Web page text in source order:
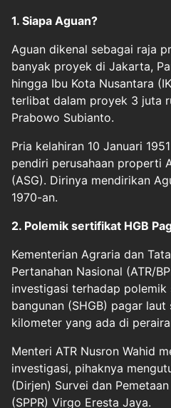
1. Siapa Aguan?
Aguan dikenal sebagai raja
banyak proyek di Jakarta,
hingga Ibu Kota Nusantara
terlibat dalam proyek 3 juta
Prabowo Subianto.
Pria kelahiran 10 Januari
pendiri perusahaan properti
(ASG). Dirinya mendirikan
1970-an.
2. Polemik sertifikat HGB
Kementerian Agraria dan
Pertanahan Nasional (ATR/
investigasi terhadap
bangunan (SHGB) pagar laut
kilometer yang ada di
Menteri ATR Nusron Wahid
investigasi, pihaknya
(Dirjen) Survei dan
(SPPR) Virgo Eresta Jaya.